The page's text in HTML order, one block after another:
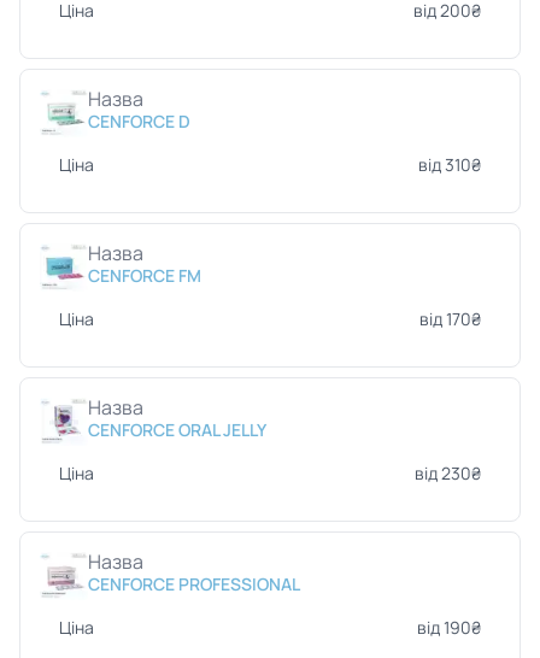
Ціна від 200₴
Назва
CENFORCE D
Ціна
від 310₴
Назва
CENFORCE FM
Ціна
від 170₴
Назва
CENFORCE ORAL JELLY
Ціна
від 230₴
Назва
CENFORCE PROFESSIONAL
Ціна
від 190₴